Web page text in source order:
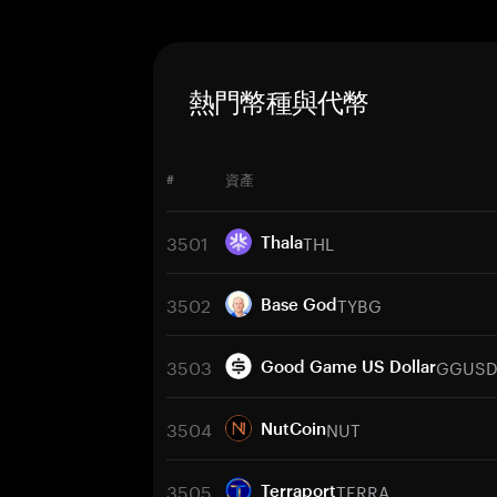
熱門幣種與代幣
# 資產
3501 ThalaTHL
3502 Base GodTYBG
3503 Good Game US DollarGGUSD
3504 NutCoinNUT
3505 TerraportTERRA